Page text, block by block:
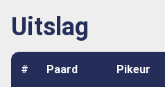
Uitslag
# Paard Pikeur